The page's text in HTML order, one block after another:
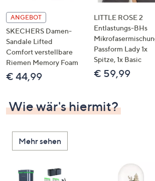
ANGEBOT
SKECHERS Damen-
Sandale Lifted
Comfort verstellbare
Riemen Memory Foam
€ 44,99
LITTLE ROSE 2
Entlastungs-BHs
Passform Lady 1x
Spitze, 1x Basic
€ 59,99
Wie wär's hiermit?
Mehr sehen